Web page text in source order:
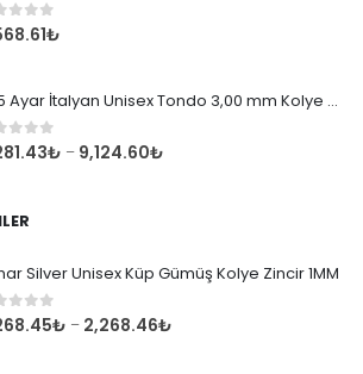
of 5
₺
925 Ayar İtalyan Unisex Tondo 3,00 mm Kolye Zincir
of 5
₺ – 9,124.60₺
Silver Unisex Küp Gümüş Kolye Zincir 1MM
of 5
₺ – 2,268.46₺